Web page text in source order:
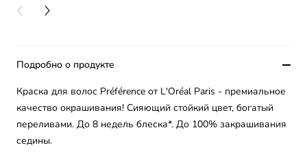
PREVIOUS CARD
NEXT CARD
Подробно о продукте
Краска для волос Préférence от L'Oréal Paris - премиальное
качество окрашивания! Сияющий стойкий цвет, богатый
переливами. До 8 недель блеска*. До 100% закрашивания
седины.